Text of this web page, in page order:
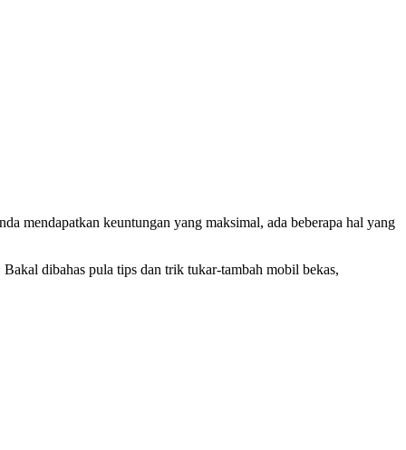
mendapatkan keuntungan yang maksimal, ada beberapa hal yang
dibahas pula tips dan trik tukar-tambah mobil bekas,